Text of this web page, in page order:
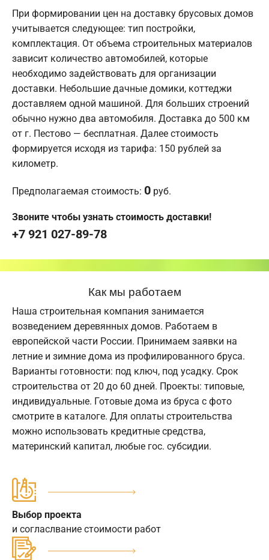
При формировании цен на доставку брусовых домов
учитывается следующее: тип постройки,
комплектация. От объема строительных материалов
зависит количество автомобилей, которые
необходимо задействовать для организации
доставки. Небольшие дачные домики, коттеджи
доставляем одной машиной. Для больших строений
обычно нужно два автомобиля. Доставка до 500 км
от г. Пестово — бесплатная. Далее стоимость
формируется исходя из тарифа: 150 рублей за
километр.
Предполагаемая стоимость: 0 руб.
Звоните чтобы узнать стоимость доставки!
+7 921 027-89-78
Как мы работаем
Наша строительная компания занимается
возведением деревянных домов. Работаем в
европейской части России. Принимаем заявки на
летние и зимние дома из профилированного бруса.
Варианты готовности: под ключ, под усадку. Срок
строительства от 20 до 60 дней. Проекты: типовые,
индивидуальные. Готовые дома из бруса с фото
смотрите в каталоге. Для оплаты строительства
можно использовать кредитные средства,
материнский капитал, любые гос. субсидии.
Выбор проекта
и согласлвание стоимости работ